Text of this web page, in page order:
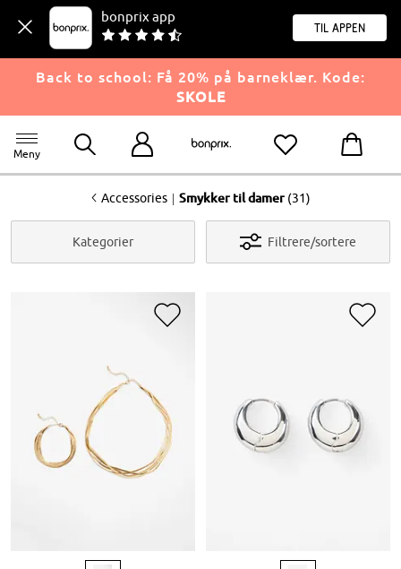
bonprix app
til appen
Back to school: Få 20% på barneklær. Kode:
SKOLE
Meny
<Accessories | Smykker til damer (31)
Kategorier Filtrere/sortere